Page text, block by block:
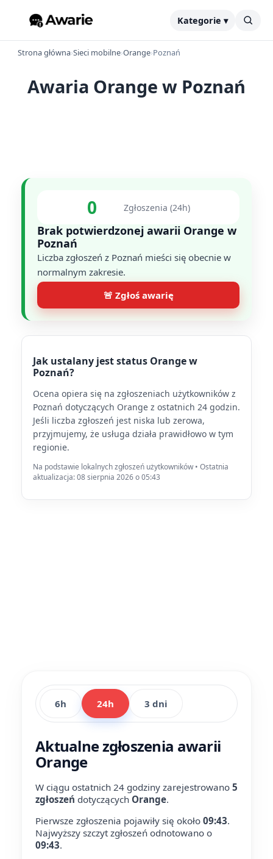
Kategorie ▾
Strona główna›Sieci mobilne›Orange›Poznań
Awaria Orange w Poznań
0 Zgłoszenia (24h)
Brak potwierdzonej awarii Orange w
Poznań
Liczba zgłoszeń z Poznań mieści się obecnie w
normalnym zakresie.
🚨 Zgłoś awarię
Jak ustalany jest status Orange w
Poznań?
Ocena opiera się na zgłoszeniach użytkowników z
Poznań dotyczących Orange z ostatnich 24 godzin.
Jeśli liczba zgłoszeń jest niska lub zerowa,
przyjmujemy, że usługa działa prawidłowo w tym
regionie.
Na podstawie lokalnych zgłoszeń użytkowników • Ostatnia
aktualizacja: 08 sierpnia 2026 o 05:43
6h 24h 3 dni
Aktualne zgłoszenia awarii
Orange
W ciągu ostatnich 24 godziny zarejestrowano 5
zgłoszeń dotyczących Orange.
Pierwsze zgłoszenia pojawiły się około 09:43.
Najwyższy szczyt zgłoszeń odnotowano o
09:43.